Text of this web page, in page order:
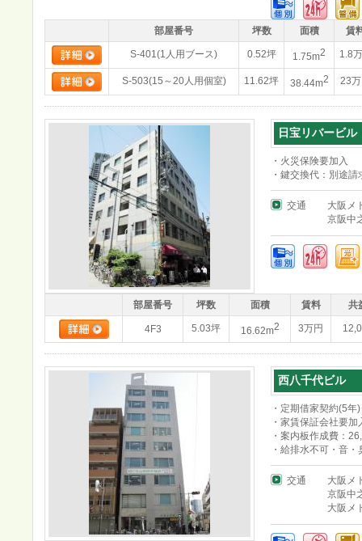
部屋番号 坪数 面積 賃
S-401(1人用ブース) 0.52坪 1.75m2 1.8
S-503(15～20人用個室) 11.62坪 38.44m2 23
日宝リバービル
・火災保険要加入
・鍵交換代：別途請
交通
大阪メ
京阪中
部屋番号 坪数 面積 賃料 共
4F3 5.03坪 16.62m2 3万円
西八千代ビル
・定期借家契約(5
・家賃保証会社要
・案内板作成費：
・給排水不可・音
交通
大阪メ
京阪中
大阪メ